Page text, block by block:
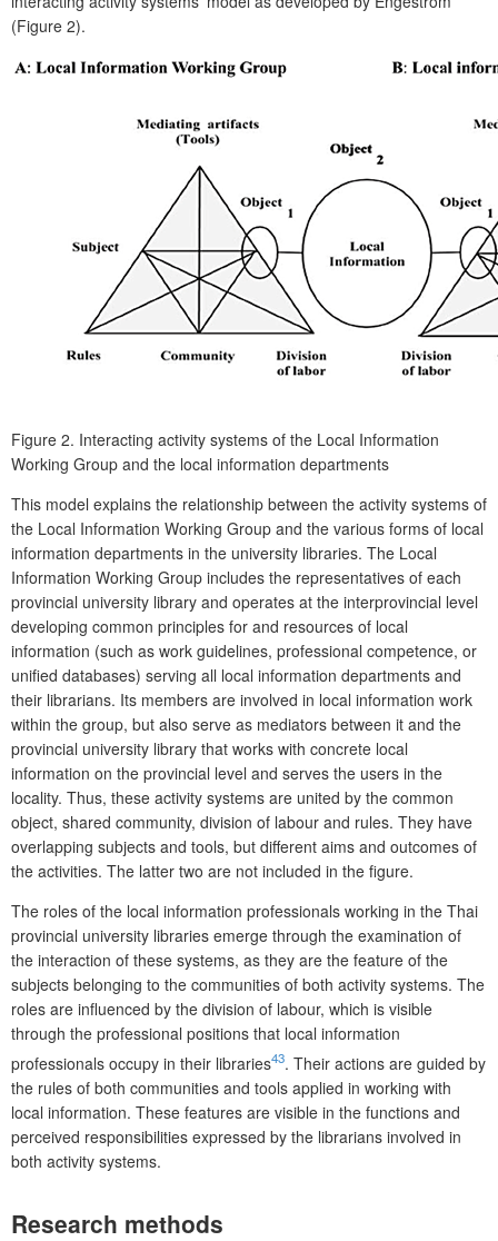
(Figure 2).
Figure 2. Interacting activity systems of the Local Information
Working Group and the local information departments
This model explains the relationship between the activity systems of
the Local Information Working Group and the various forms of local
information departments in the university libraries. The Local
Information Working Group includes the representatives of each
provincial university library and operates at the interprovincial level
developing common principles for and resources of local
information (such as work guidelines, professional competence, or
unified databases) serving all local information departments and
their librarians. Its members are involved in local information work
within the group, but also serve as mediators between it and the
provincial university library that works with concrete local
information on the provincial level and serves the users in the
locality. Thus, these activity systems are united by the common
object, shared community, division of labour and rules. They have
overlapping subjects and tools, but different aims and outcomes of
the activities. The latter two are not included in the figure.
The roles of the local information professionals working in the Thai
provincial university libraries emerge through the examination of
the interaction of these systems, as they are the feature of the
subjects belonging to the co­mmunities of both activity systems. The
roles are influenced by the division of labour, which is visible
through the professional positions that local information
professionals occupy in their libraries43. Their actions are guided by
the rules of both communities and tools applied in working with
local information. These features are visible in the functions and
perceived responsibilities expressed by the librarians involved in
both activity systems.
Research methods